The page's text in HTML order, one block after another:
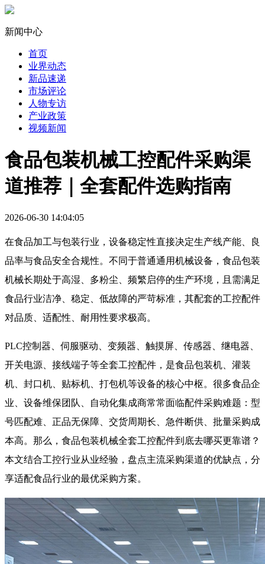
新闻中心
首页
业界动态
新品速递
市场评论
人物专访
产业政策
视频新闻
食品包装机械工控配件采购渠
道推荐｜全套配件选购指南
2026-06-30 14:04:05
在食品加工与包装行业，设备稳定性直接决定生产线产能、良
品率与食品安全合规性。不同于普通通用机械设备，食品包装
机械长期处于高湿、多粉尘、频繁启停的生产环境，且需满足
食品行业洁净、稳定、低故障的严苛标准，其配套的工控配件
对品质、适配性、耐用性要求极高。
PLC控制器、伺服驱动、变频器、触摸屏、传感器、继电器、
开关电源、接线端子等全套工控配件，是食品包装机、灌装
机、封口机、贴标机、打包机等设备的核心中枢。很多食品企
业、设备维保团队、自动化集成商常常面临配件采购难题：型
号匹配难、正品无保障、交货周期长、急件断供、批量采购成
本高。那么，食品包装机械全套工控配件到底去哪买更靠谱？
本文结合工控行业从业经验，盘点主流采购渠道的优缺点，分
享适配食品行业的最优采购方案。